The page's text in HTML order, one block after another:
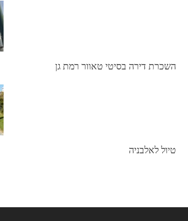
השכרת דירה בסיטי טאוור רמת גן
טיול לאלבניה